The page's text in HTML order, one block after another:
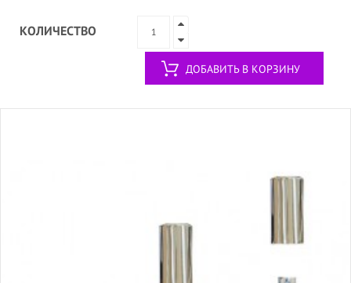
КОЛИЧЕСТВО
ДОБАВИТЬ В КОРЗИНУ